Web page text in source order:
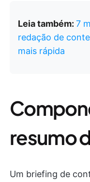
Leia também: 7
redação de
mais rápida
resumo
Um briefing de